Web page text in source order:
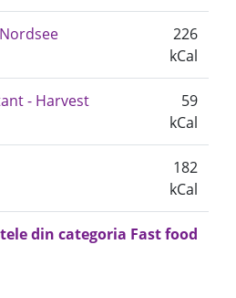
226
kCal
- Harvest
59
kCal
182
kCal
din categoria Fast food